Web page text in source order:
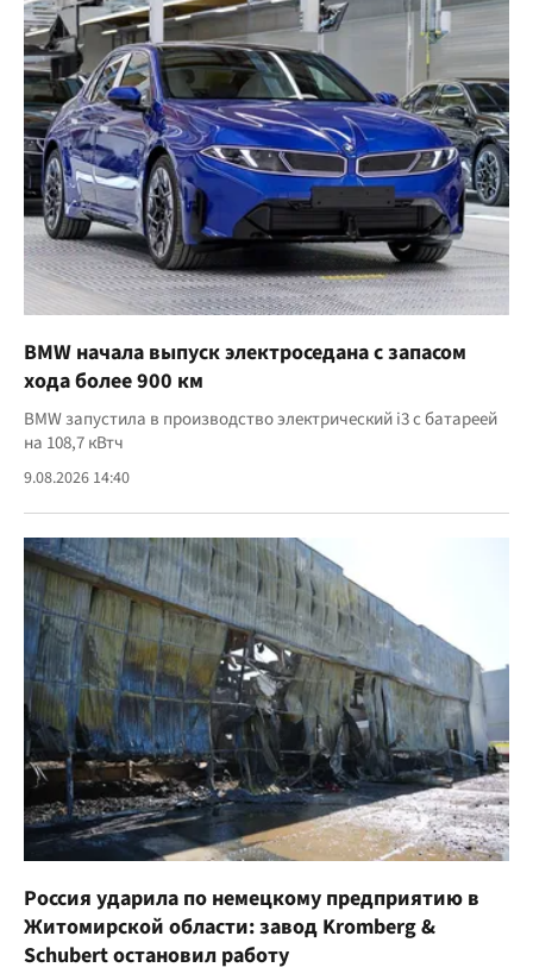
BMW начала выпуск электроседана с запасом
хода более 900 км
BMW запустила в производство электрический i3 с батареей
на 108,7 кВтч
9.08.2026 14:40
Россия ударила по немецкому предприятию в
Житомирской области: завод Kromberg &
Schubert остановил работу